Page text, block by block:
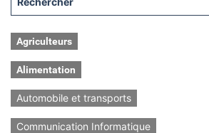
Agriculteurs
Alimentation
Automobile et transports
Communication Informatique